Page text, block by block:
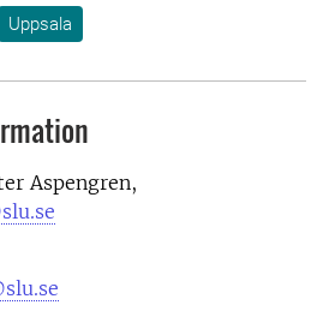
Uppsala
Aspengren,